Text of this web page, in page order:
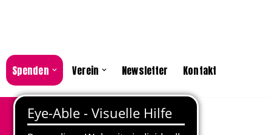
Spenden Verein Newsletter Kontakt